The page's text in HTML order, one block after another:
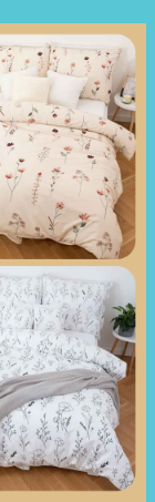
Nie všetko, čo
oprávnené. A
brániť – stačí
práva.
má
systém:
pravidlá ,
len čas a ŠPZ ,
chybe v